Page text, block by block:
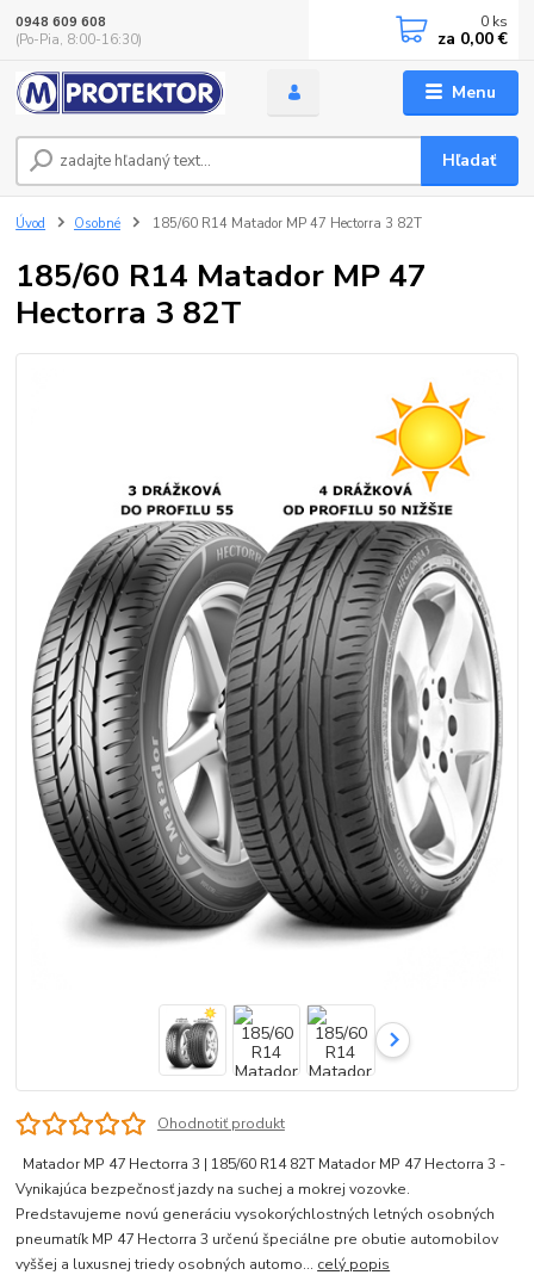
Menu
Hľadať
0948 609 608
(Po-Pia, 8:00-16:30)
0 ks
za 0,00 €
Úvod Osobné 185/60 R14 Matador MP 47 Hectorra 3 82T
185/60 R14 Matador MP 47
Hectorra 3 82T
Ohodnotiť produkt
Matador MP 47 Hectorra 3 | 185/60 R14 82T Matador MP 47 Hectorra 3 -
Vynikajúca bezpečnosť jazdy na suchej a mokrej vozovke.
Predstavujeme novú generáciu vysokorýchlostných letných osobných
pneumatík MP 47 Hectorra 3 určenú špeciálne pre obutie automobilov
vyššej a luxusnej triedy osobných automo... celý popis